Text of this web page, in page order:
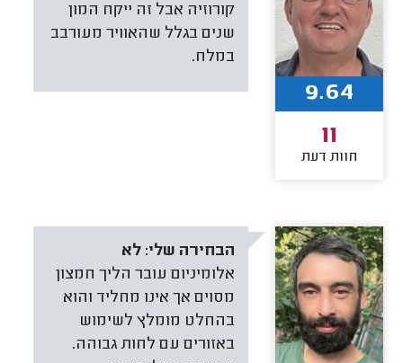
קורוזיה אבל זה ייקח המון
שנים בגלל שהאוויר מעורבב
במלח.
9.64
11
חוות דעת
הבחירה שלי: לא
אלומיניום עובר הליך חמצון
מסוים אך אינו מחליד והוא
בהחלט מומלץ לשימוש
באזורים עם לחות גבוהה.